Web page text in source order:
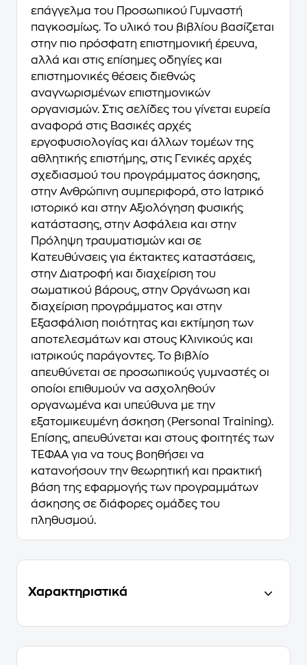
επάγγελμα του Προσωπικού Γυμναστή
παγκοσμίως. Το υλικό του βιβλίου βασίζεται
στην πιο πρόσφατη επιστημονική έρευνα,
αλλά και στις επίσημες οδηγίες και
επιστημονικές θέσεις διεθνώς
αναγνωρισμένων επιστημονικών
οργανισμών. Στις σελίδες του γίνεται ευρεία
αναφορά στις Βασικές αρχές
εργοφυσιολογίας και άλλων τομέων της
αθλητικής επιστήμης, στις Γενικές αρχές
σχεδιασμού του προγράμματος άσκησης,
στην Ανθρώπινη συμπεριφορά, στο Ιατρικό
ιστορικό και στην Αξιολόγηση φυσικής
κατάστασης, στην Ασφάλεια και στην
Πρόληψη τραυματισμών και σε
Κατευθύνσεις για έκτακτες καταστάσεις,
στην Διατροφή και διαχείριση του
σωματικού βάρους, στην Οργάνωση και
διαχείριση προγράμματος και στην
Εξασφάλιση ποιότητας και εκτίμηση των
αποτελεσμάτων και στους Κλινικούς και
ιατρικούς παράγοντες. Το βιβλίο
απευθύνεται σε προσωπικούς γυμναστές οι
οποίοι επιθυμούν να ασχοληθούν
οργανωμένα και υπεύθυνα με την
εξατομικευμένη άσκηση (Personal Training).
Επίσης, απευθύνεται και στους φοιτητές των
ΤΕΦΑΑ για να τους βοηθήσει να
κατανοήσουν την θεωρητική και πρακτική
βάση της εφαρμογής των προγραμμάτων
άσκησης σε διάφορες ομάδες του
πληθυσμού.
Χαρακτηριστικά